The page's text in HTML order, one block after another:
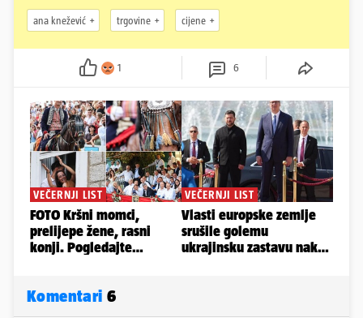
ana knežević trgovine cijene
1 6
Komentari 6